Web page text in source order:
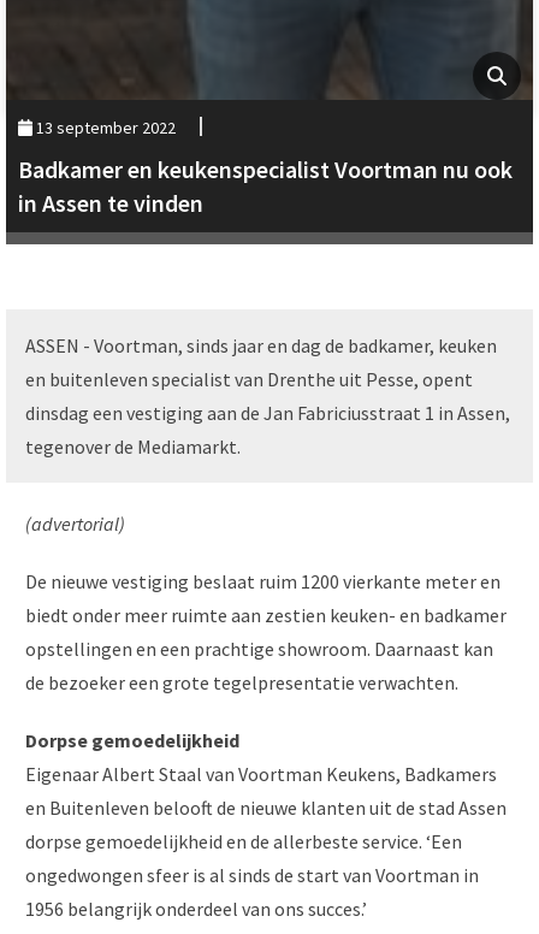
13 september 2022
Badkamer en keukenspecialist Voortman nu ook
in Assen te vinden
ASSEN - Voortman, sinds jaar en dag de badkamer, keuken
en buitenleven specialist van Drenthe uit Pesse, opent
dinsdag een vestiging aan de Jan Fabriciusstraat 1 in Assen,
tegenover de Mediamarkt.
(advertorial)
De nieuwe vestiging beslaat ruim 1200 vierkante meter en
biedt onder meer ruimte aan zestien keuken- en badkamer
opstellingen en een prachtige showroom. Daarnaast kan
de bezoeker een grote tegelpresentatie verwachten.
Dorpse gemoedelijkheid
Eigenaar Albert Staal van Voortman Keukens, Badkamers
en Buitenleven belooft de nieuwe klanten uit de stad Assen
dorpse gemoedelijkheid en de allerbeste service. ‘Een
ongedwongen sfeer is al sinds de start van Voortman in
1956 belangrijk onderdeel van ons succes.’